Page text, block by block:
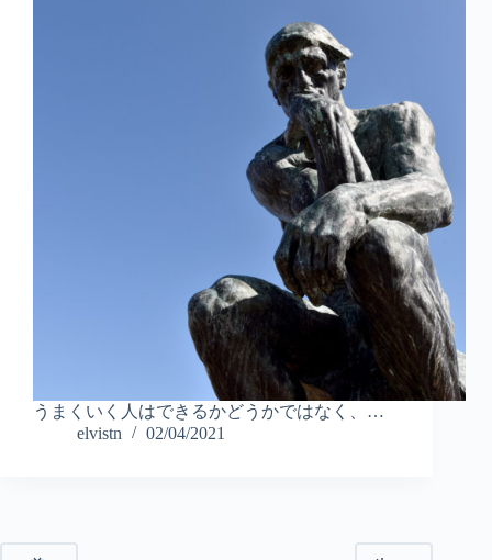
うまくいく人はできるかどうかではなく、…
elvistn
02/04/2021